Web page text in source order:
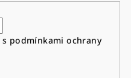
podmínkami ochrany